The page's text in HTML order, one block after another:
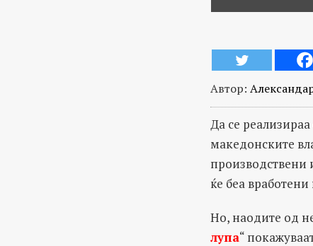
Автор:
Да се
македонските
производствени
ќе беа
Но, наодите од
лупа“